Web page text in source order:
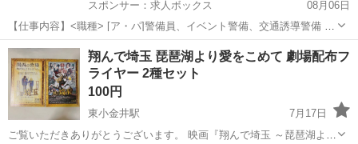
スポンサー：求人ボックス
08月06日
【仕事内容】<職種> [ア・パ]警備員、イベント警備、交通誘導警備 <
雇用形態> アルバイト・パート <給与> [ア・パ]日給12,070円～ 交通
費:全額支給 交通費全額支給! 車・バイク通勤可能 残業代あり 仮払い
OK 各種手...
アルバイト・パート
翔んで埼玉 琵琶湖より愛をこめて 劇場配布フ
ライヤー 2種セット
100円
東小金井駅
7月17日
ご覧いただきありがとうございます。 映画『翔んで埼玉 ～琵琶湖より